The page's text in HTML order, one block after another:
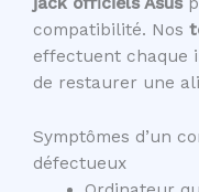
compatibilité. Nos
effectuent chaque
de restaurer une
Symptômes d’un
défectueux